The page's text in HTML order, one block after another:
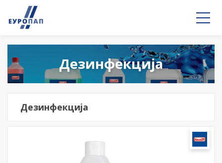
Дезинфекција
Дезинфекција